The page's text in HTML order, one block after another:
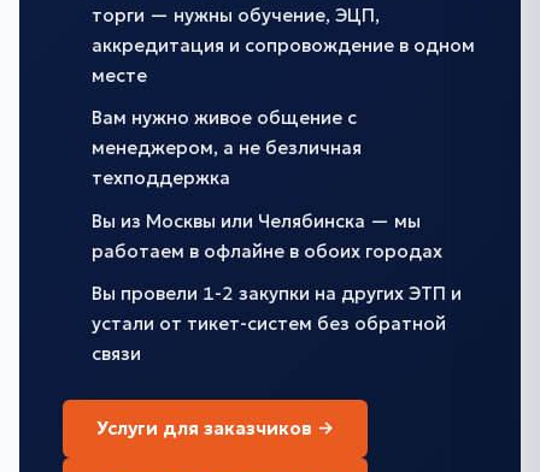
торги — нужны обучение, ЭЦП,
аккредитация и сопровождение в одном
месте
Вам нужно живое общение с
менеджером, а не безличная
техподдержка
Вы из Москвы или Челябинска — мы
работаем в офлайне в обоих городах
Вы провели 1-2 закупки на других ЭТП и
устали от тикет-систем без обратной
связи
Услуги для заказчиков →